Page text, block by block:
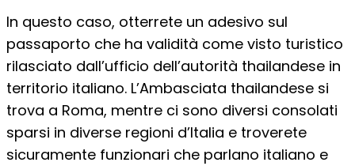
In questo caso, otterrete un adesivo sul
passaporto che ha validità come visto turistico
rilasciato dall’ufficio dell’autorità thailandese in
territorio italiano. L’Ambasciata thailandese si
trova a Roma, mentre ci sono diversi consolati
sparsi in diverse regioni d’Italia e troverete
sicuramente funzionari che parlano italiano e